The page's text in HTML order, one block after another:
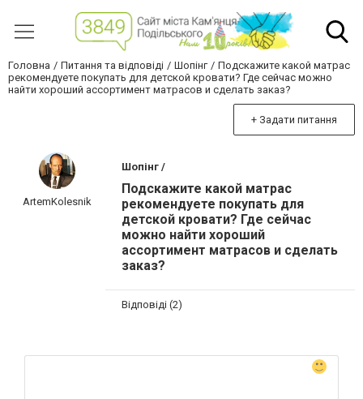
Головна Питання та відповіді Шопінг
Подскажите какой матрас
рекомендуете покупать для детской кровати? Где сейчас можно
найти хороший ассортимент матрасов и сделать заказ?
+ Задати питання
ArtemKolesnik
Шопінг /
Подскажите какой матрас
рекомендуете покупать для
детской кровати? Где сейчас
можно найти хороший
ассортимент матрасов и сделать
заказ?
Відповіді (2)